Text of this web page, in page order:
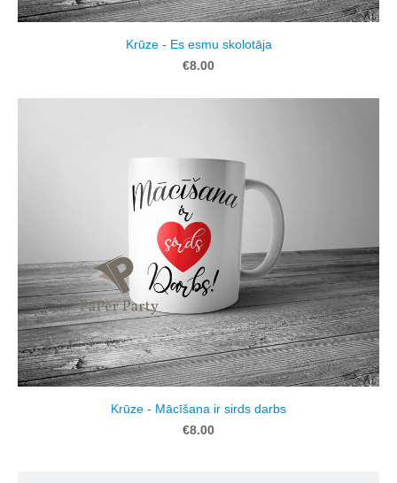
Krūze - Es esmu skolotāja
€8.00
Krūze - Mācīšana ir sirds darbs
€8.00